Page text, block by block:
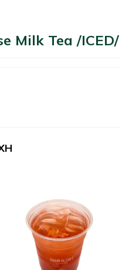
Milk Tea /ICED/